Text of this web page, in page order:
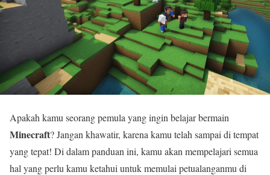
Apakah kamu seorang pemula yang ingin belajar bermain
Minecraft? Jangan khawatir, karena kamu telah sampai di tempat
yang tepat! Di dalam panduan ini, kamu akan mempelajari semua
hal yang perlu kamu ketahui untuk memulai petualanganmu di